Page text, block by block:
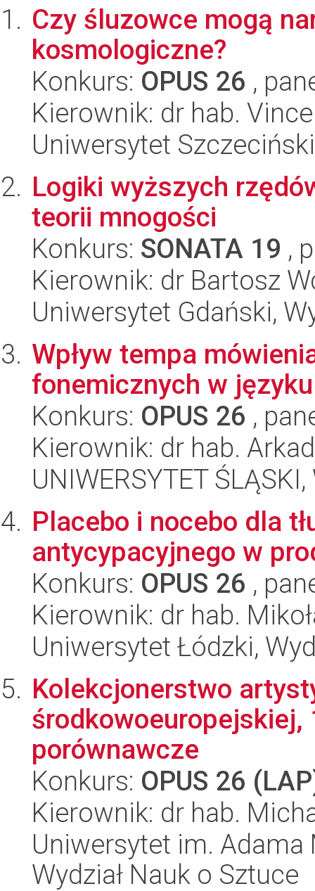
Czy śluzowce mogą
kosmologiczne?
Konkurs: OPUS 26 ,
Kierownik: dr hab.
Uniwersytet
Logiki wyższych
teorii mnogości
Konkurs: SONATA 19 ,
Kierownik: dr Bartosz
Uniwersytet Gdański,
Wpływ tempa
fonemicznych w
Konkurs: OPUS 26 ,
Kierownik: dr hab.
UNIWERSYTET
Placebo i nocebo dla
antycypacyjnego w
Konkurs: OPUS 26 ,
Kierownik: dr hab.
Uniwersytet Łódzki,
Kolekcjonerstwo
porównawcze
Konkurs: OPUS 26
Kierownik: dr hab.
Uniwersytet im.
Wydział Nauk o Sztuce